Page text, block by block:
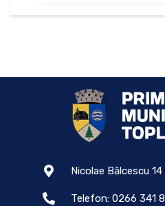
Nicolae Bălcescu
Telefon: 0266 341